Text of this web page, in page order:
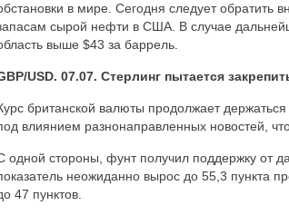
в мире. Сегодня следует обратить
сырой нефти в США. В случае
выше $43 за баррель.
USD. 07.07. Стерлинг пытается
британской валюты продолжает
влиянием разнонаправленных новостей,
одной стороны, фунт получил поддержку от
неожиданно вырос до 55,3 пункта
47 пунктов.